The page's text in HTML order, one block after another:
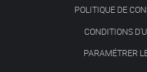
POLITIQUE DE
CONDITIONS
PARAMÉTRER